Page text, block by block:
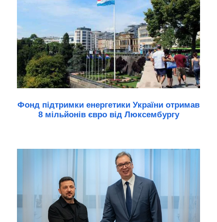
Фонд підтримки енергетики України отримав
8 мільйонів євро від Люксембургу